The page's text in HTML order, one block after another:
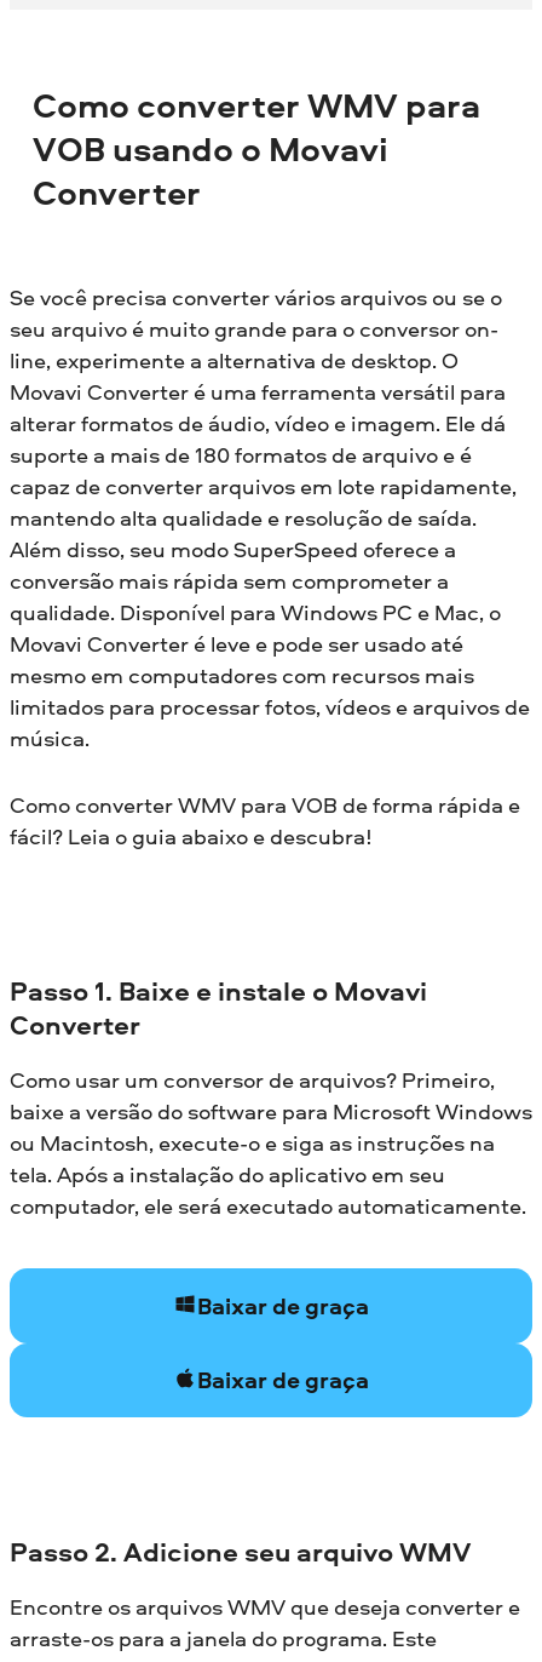
Como converter WMV para
VOB usando o Movavi
Converter
Se você precisa converter vários arquivos ou se o
seu arquivo é muito grande para o conversor on-
line, experimente a alternativa de desktop. O
Movavi Converter é uma ferramenta versátil para
alterar formatos de áudio, vídeo e imagem. Ele dá
suporte a mais de 180 formatos de arquivo e é
capaz de converter arquivos em lote rapidamente,
mantendo alta qualidade e resolução de saída.
Além disso, seu modo SuperSpeed oferece a
conversão mais rápida sem comprometer a
qualidade. Disponível para Windows PC e Mac, o
Movavi Converter é leve e pode ser usado até
mesmo em computadores com recursos mais
limitados para processar fotos, vídeos e arquivos de
música.
Como converter WMV para VOB de forma rápida e
fácil? Leia o guia abaixo e descubra!
Passo 1. Baixe e instale o Movavi
Converter
Como usar um conversor de arquivos? Primeiro,
baixe a versão do software para Microsoft Windows
ou Macintosh, execute-o e siga as instruções na
tela. Após a instalação do aplicativo em seu
computador, ele será executado automaticamente.
Baixar de graça
Baixar de graça
Passo 2. Adicione seu arquivo WMV
Encontre os arquivos WMV que deseja converter e
arraste-os para a janela do programa. Este